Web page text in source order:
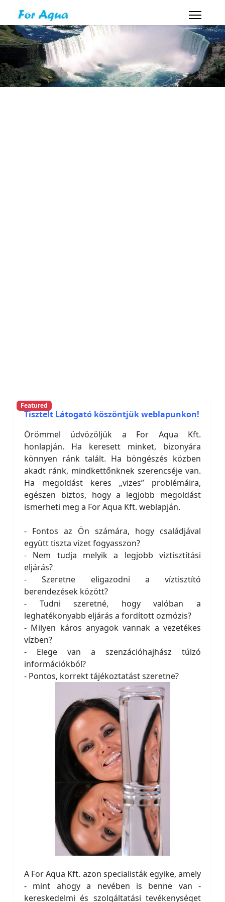
Featured
Tisztelt Látogató köszöntjük weblapunkon!
Örömmel üdvözöljük a For Aqua Kft.
honlapján. Ha keresett minket, bizonyára
könnyen ránk talált. Ha böngészés közben
akadt ránk, mindkettőnknek szerencséje van.
Ha megoldást keres „vizes” problémáira,
egészen biztos, hogy a legjobb megoldást
ismerheti meg a For Aqua Kft. weblapján.
- Fontos az Ön számára, hogy családjával
együtt tiszta vizet fogyasszon?
- Nem tudja melyik a legjobb víztisztítási
eljárás?
- Szeretne eligazodni a víztisztító
berendezések között?
- Tudni szeretné, hogy valóban a
leghatékonyabb eljárás a fordított ozmózis?
- Milyen káros anyagok vannak a vezetékes
vízben?
- Elege van a szenzációhajhász túlzó
információkból?
- Pontos, korrekt tájékoztatást szeretne?
A For Aqua Kft. azon specialisták egyike, amely
- mint ahogy a nevében is benne van -
kereskedelmi és szolgáltatási tevékenységet